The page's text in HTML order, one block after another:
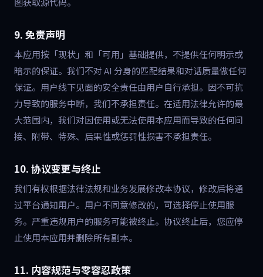
9. 免责声明
本应用按「现状」和「可用」基础提供，不提供任何明示或
暗示的保证。我们不对 AI 分身的匹配结果和对话质量做任何
保证。用户线下见面的安全责任由用户自行承担。因不可抗
力导致的服务中断，我们不承担责任。在适用法律允许的最
大范围内，我们对因使用或无法使用本应用而导致的任何间
接、附带、特殊、后果性或惩罚性损害不承担责任。
10. 协议变更与终止
我们有权根据法律法规和业务发展修改本协议，修改后将通
过平台通知用户。用户不同意修改的，可选择停止使用服
务。严重违规用户的服务可能被终止。协议终止后，您应停
止使用本应用并删除所有副本。
11. 内容规范与零容忍政策